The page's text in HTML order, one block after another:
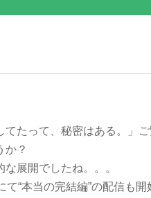
てたって、秘密はある。」
か？
な展開でしたね。。。
て“本当の完結編”の配信も